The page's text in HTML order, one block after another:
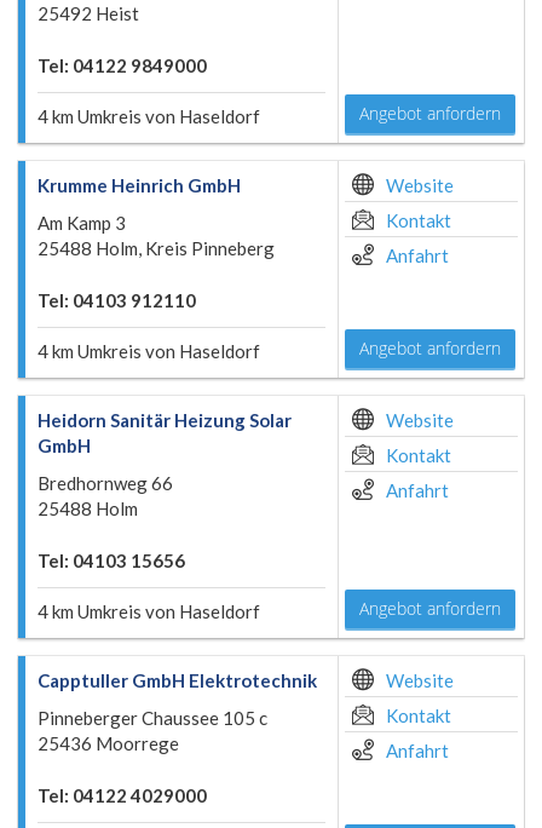
25492 Heist
Tel: 04122 9849000
4 km Umkreis von Haseldorf Angebot anfordern
Krumme Heinrich GmbH
Am Kamp 3
25488 Holm, Kreis Pinneberg
Tel: 04103 912110
4 km Umkreis von Haseldorf
Website
Kontakt
Anfahrt
Angebot anfordern
Heidorn Sanitär Heizung Solar
GmbH
Bredhornweg 66
25488 Holm
Tel: 04103 15656
4 km Umkreis von Haseldorf
Website
Kontakt
Anfahrt
Angebot anfordern
Capptuller GmbH Elektrotechnik
Pinneberger Chaussee 105 c
25436 Moorrege
Tel: 04122 4029000
Website
Kontakt
Anfahrt